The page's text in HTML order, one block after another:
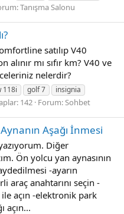
Tanışma Salonu
satılıp V40
mı sıfır km? V40 ve
nelerdir?
118i golf 7
insignia
142 Forum:Sohbet
Aşağı İnmesi
Diğer
Ön yolcu yan aynasının
-ayarın
araç anahtarını seçin -
açın -elektronik park
açın...